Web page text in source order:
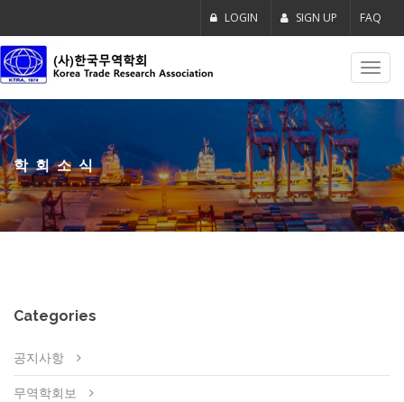
LOGIN SIGN UP FAQ
학회소식
Categories
공지사항
무역학회보